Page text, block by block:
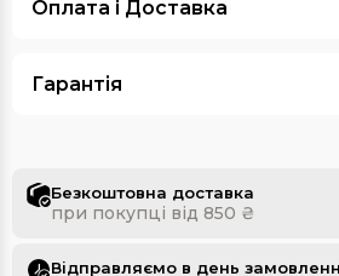
Оплата i Доставка
Гарантія
Безкоштовна доставка
при покупці від 850 ₴
Відправляємо в день